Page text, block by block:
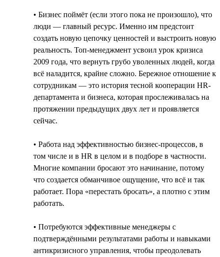
• Бизнес поймёт (если этого пока не произошло), что
люди — главный ресурс. Именно им предстоит
создать новую цепочку ценностей и выстроить новую
реальность. Топ-менеджмент усвоил урок кризиса
2009 года, что вернуть грубо уволенных людей, когда
всё наладится, крайне сложно. Бережное отношение к
сотрудникам — это история тесной кооперации HR-
департамента и бизнеса, которая прослеживалась на
протяжении предыдущих двух лет и проявляется
сейчас.
• Работа над эффективностью бизнес-процессов, в
том числе и в HR в целом и в подборе в частности.
Многие компании бросают это начинание, потому
что создается обманчивое ощущение, что всё и так
работает. Пора «перестать бросать», а плотно с этим
работать.
• Потребуются эффективные менеджеры с
подтверждёнными результатами работы и навыками
антикризисного управления, чтобы преодолевать